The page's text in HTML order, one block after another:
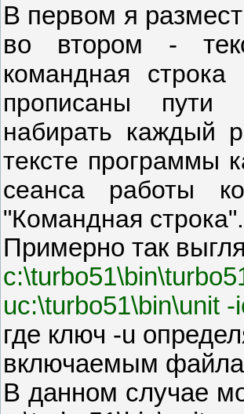
В первом я
во втором -
командная
прописаны пути
набирать каждый
тексте программы
сеанса работы
"Командная строка".
Примерно так
uc:\turbo51\bin\unit
где ключ -u
включаемым
В данном случае